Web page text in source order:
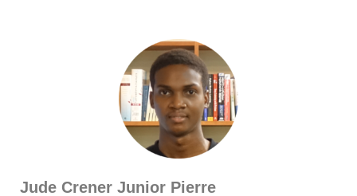
Jude Crener Junior Pierre